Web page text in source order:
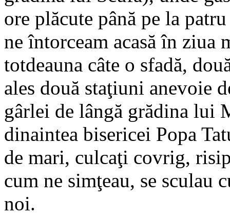
ore plăcute până pe la
ne întorceam acasă în ziua
totdeauna câte o sfadă,
ales două staţiuni anevoie
gârlei de lângă grădina lui
dinaintea bisericei Popa
de mari, culcaţi covrig,
cum ne simţeau, se sculau
noi.